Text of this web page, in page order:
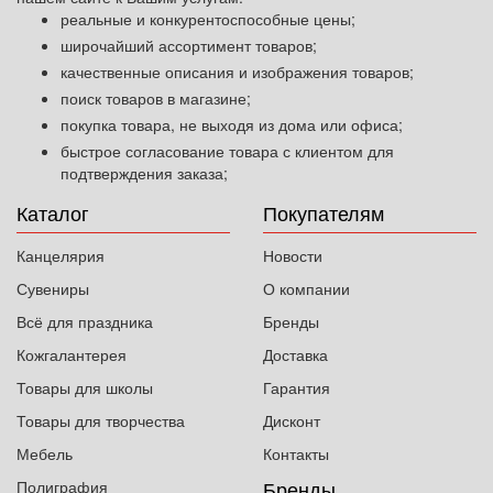
реальные и конкурентоспособные цены;
широчайший ассортимент товаров;
качественные описания и изображения товаров;
поиск товаров в магазине;
покупка товара, не выходя из дома или офиса;
быстрое согласование товара с клиентом для
подтверждения заказа;
Каталог
Канцелярия
Сувениры
Всё для праздника
Кожгалантерея
Товары для школы
Товары для творчества
Мебель
Полиграфия
Покупателям
Новости
О компании
Бренды
Доставка
Гарантия
Дисконт
Контакты